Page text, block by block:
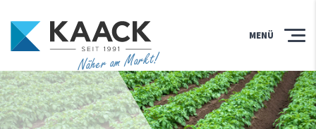
Näher am Markt!
MENÜ